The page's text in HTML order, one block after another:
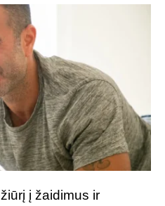
į žaidimus ir